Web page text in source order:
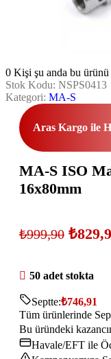
0 Kişi şu anda bu
Stok Kodu: NSPS0413
Kategori: MA-S
Aras Kargo ile
MA-S ISO
16x80mm
₺999,90 ₺
50 adet stokta
Septte:₺746,91
Tüm ürünlerinde
Bu üründeki
Havale/EFT ile